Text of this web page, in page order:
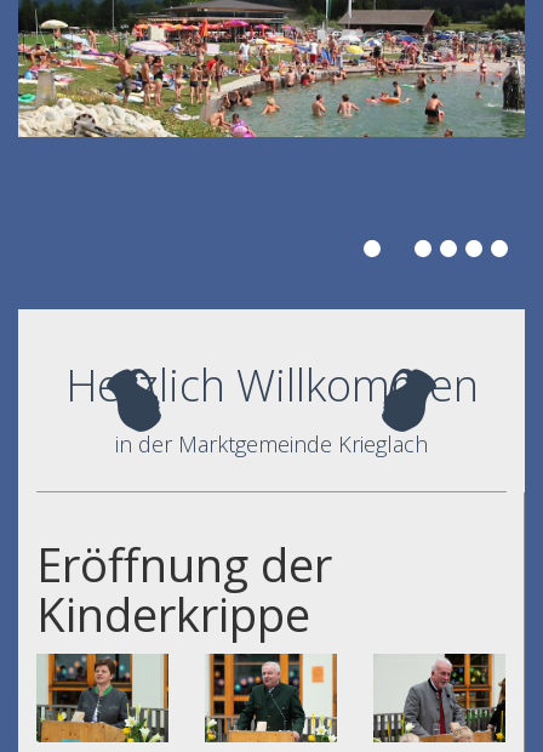
Herzlich Willkommen
in der Marktgemeinde Krieglach
Eröffnung der
Kinderkrippe